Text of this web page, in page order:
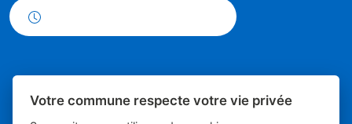
Votre commune respecte votre vie privée